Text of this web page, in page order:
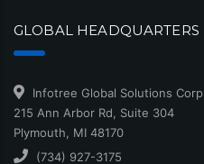
GLOBAL HEADQUARTERS
Infotree Global Solutions Corp
215 Ann Arbor Rd, Suite 304
Plymouth, MI 48170
(734) 927-3175